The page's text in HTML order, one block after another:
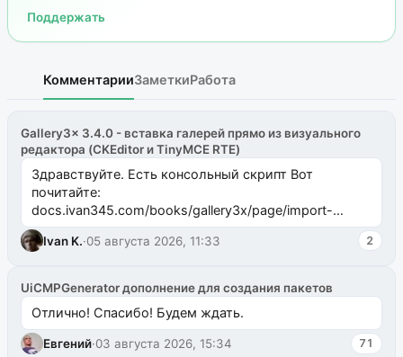
Поддержать
КомментарииЗаметкиРабота
Gallery3x 3.4.0 - вставка галерей прямо из визуального
редактора (CKEditor и TinyMCE RTE)
Здравствуйте. Есть консольный скрипт Вот
почитайте:
docs.ivan345.com/books/gallery3x/page/import-
ms2galleryphp
Ivan K.·05 августа 2026, 11:33 2
UiCMPGenerator дополнение для создания пакетов
Отлично! Спасибо! Будем ждать.
Евгений·03 августа 2026, 15:34 71